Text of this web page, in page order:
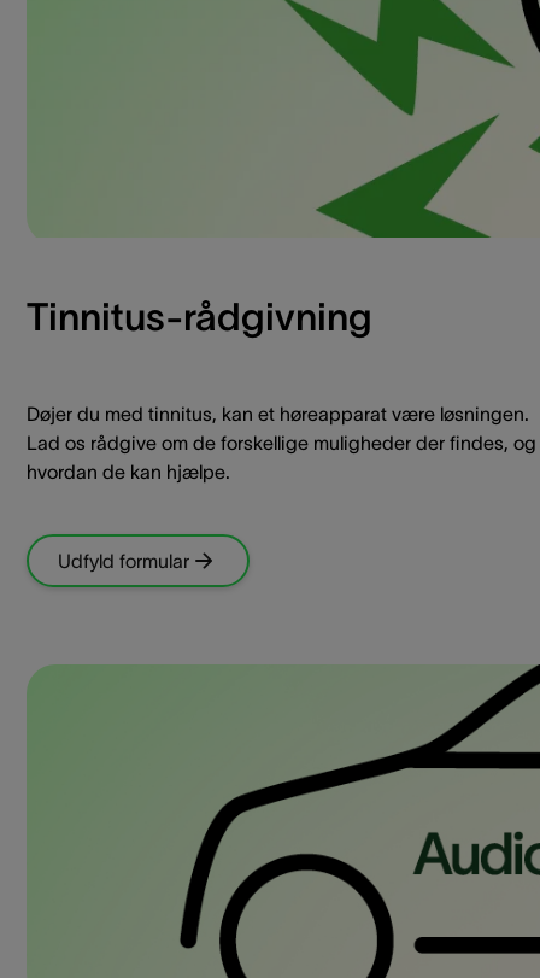
Tinnitus-rådgivning
Døjer du med tinnitus, kan et høreapparat være løsningen.
Lad os rådgive om de forskellige muligheder der findes, og
hvordan de kan hjælpe.
Udfyld formular